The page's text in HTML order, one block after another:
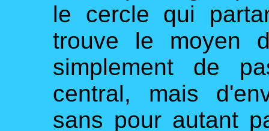
le cercle qui
trouve le moyen
simplement de
central, mais
sans pour autant